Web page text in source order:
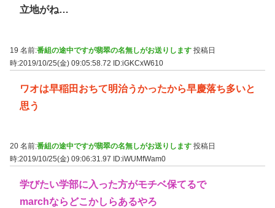
立地がね…
19 名前:番組の途中ですが翡翠の名無しがお送りします 投稿日
時:2019/10/25(金) 09:05:58.72 ID:iGKCxW610
ワオは早稲田おちて明治うかったから早慶落ち多いと
思う
20 名前:番組の途中ですが翡翠の名無しがお送りします 投稿日
時:2019/10/25(金) 09:06:31.97
ID:iWUMfWam0
学びたい学部に入った方がモチベ保てるで
marchならどこかしらあるやろ